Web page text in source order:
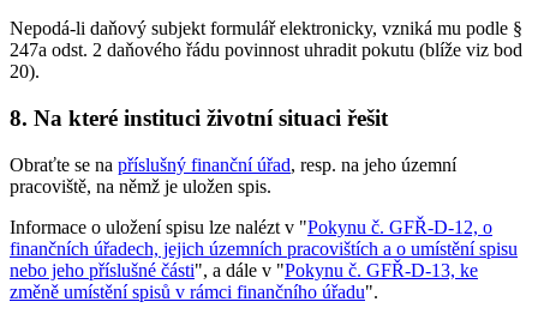
Nepodá-li daňový subjekt formulář elektronicky, vzniká mu podle §
247a odst. 2 daňového řádu povinnost uhradit pokutu (blíže viz bod
20).
8. Na které instituci životní situaci řešit
Obraťte se na příslušný finanční úřad, resp. na jeho územní
pracoviště, na němž je uložen spis.
Informace o uložení spisu lze nalézt v "Pokynu č. GFŘ-D-12, o
finančních úřadech, jejich územních pracovištích a o umístění spisu
nebo jeho příslušné části", a dále v "Pokynu č. GFŘ-D-13, ke
změně umístění spisů v rámci finančního úřadu".